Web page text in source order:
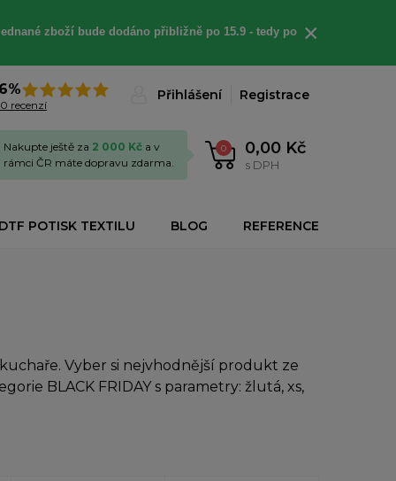
zboží bude dodáno přibližně po 15.9 - tedy po ×
recenzí
Přihlášení Registrace
0 0,00 Kč
s DPH
Nakupte ještě za 2 000 Kč a v
rámci ČR máte dopravu zdarma.
POTISK TEXTILU BLOG REFERENCE
Vyber si nejvhodnější produkt ze
BLACK FRIDAY s parametry: žlutá, xs,